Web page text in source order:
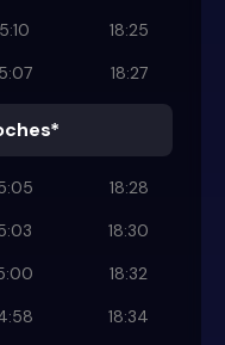
18:25
18:27
18:28
18:30
18:32
18:34